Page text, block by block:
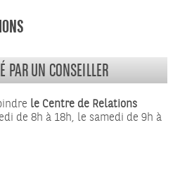
PAR UN CONSEILLER
le Centre de Relations
de 8h à 18h, le samedi de 9h à